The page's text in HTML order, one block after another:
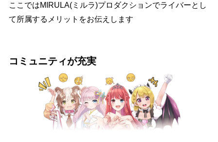
ここではMIRULA(ミルラ)プロダクションでライバーとし
て所属するメリットをお伝えします
コミュニティが充実